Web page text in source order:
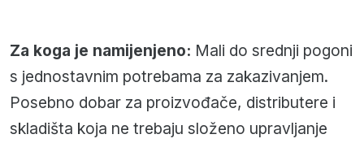
Za koga je namijenjeno: Mali do srednji pogoni
s jednostavnim potrebama za zakazivanjem.
Posebno dobar za proizvođače, distributere i
skladišta koja ne trebaju složeno upravljanje